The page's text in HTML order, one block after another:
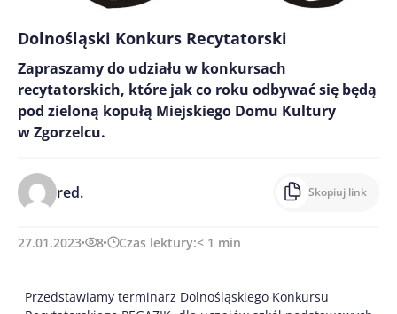
Dolnośląski Konkurs Recytatorski
Zapraszamy do udziału w konkursach
recytatorskich, które jak co roku odbywać się będą
pod zieloną kopułą Miejskiego Domu Kultury
w Zgorzelcu.
red. Skopiuj link
27.01.2023 8 Czas lektury:< 1 min
Przedstawiamy terminarz Dolnośląskiego Konkursu